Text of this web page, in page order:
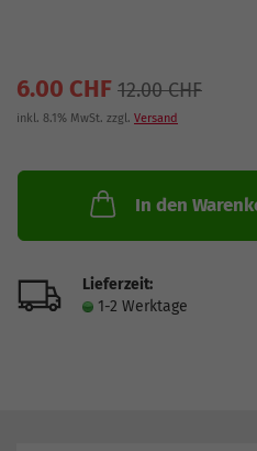
6.00 CHF 12.00 CHF
inkl. 8.1% MwSt. zzgl. Versand
In den
Lieferzeit:
1-2 Werktage